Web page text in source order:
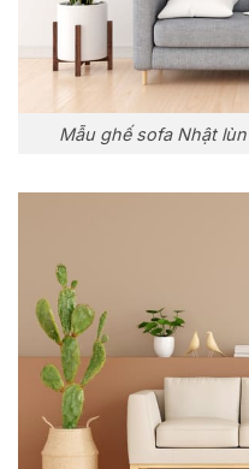
Mẫu ghế sofa Nhật